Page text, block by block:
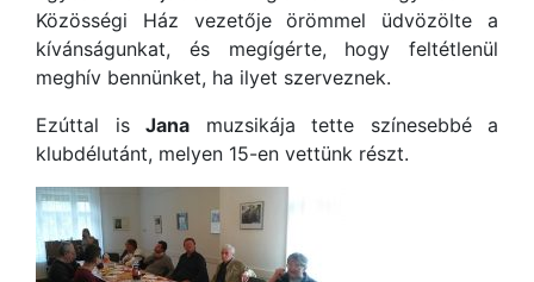
Közösségi Ház vezetője örömmel üdvözölte a
kívánságunkat, és megígérte, hogy feltétlenül
meghív bennünket, ha ilyet szerveznek.
Ezúttal is Jana muzsikája tette színesebbé a
klubdélutánt, melyen 15-en vettünk részt.